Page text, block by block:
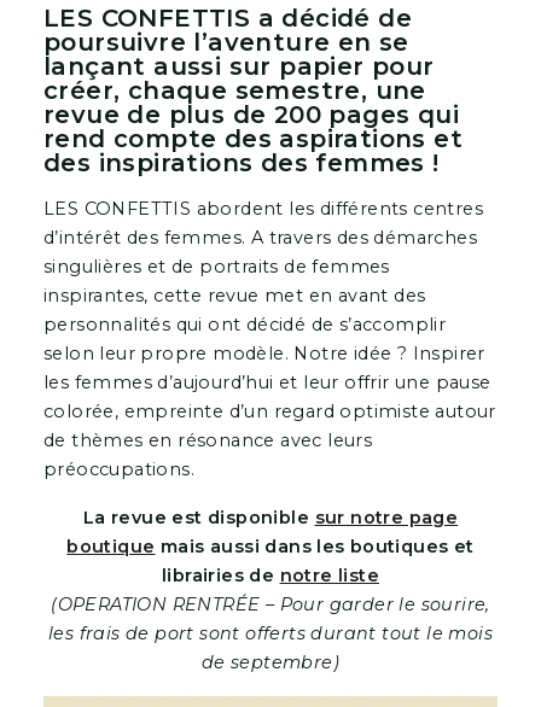
LES CONFETTIS a décidé de
poursuivre l’aventure en se
lançant aussi sur papier pour
créer, chaque semestre, une
revue de plus de 200 pages qui
rend compte des aspirations et
des inspirations des femmes !
LES CONFETTIS abordent les différents centres
d’intérêt des femmes. A travers des démarches
singulières et de portraits de femmes
inspirantes, cette revue met en avant des
personnalités qui ont décidé de s’accomplir
selon leur propre modèle. Notre idée ? Inspirer
les femmes d’aujourd’hui et leur offrir une pause
colorée, empreinte d’un regard optimiste autour
de thèmes en résonance avec leurs
préoccupations.
La revue est disponible sur notre page
boutique mais aussi dans les boutiques et
librairies de notre liste
(OPERATION RENTRÉE – Pour garder le sourire,
les frais de port sont offerts durant tout le mois
de septembre)